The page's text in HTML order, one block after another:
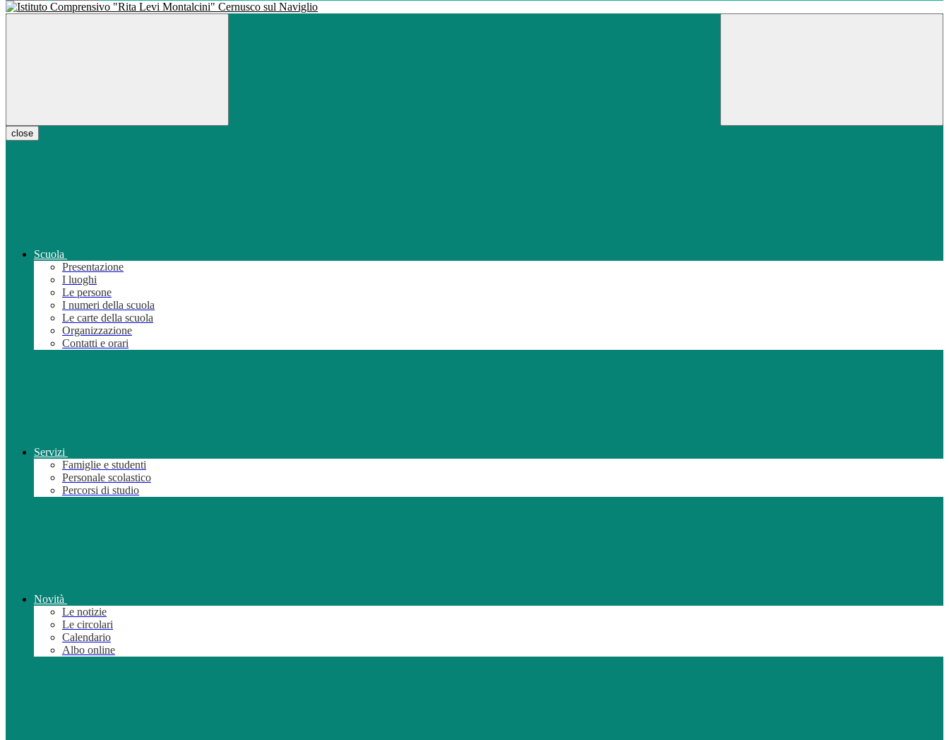
close
Scuola
Presentazione
I luoghi
Le persone
I numeri della scuola
Le carte della scuola
Organizzazione
Contatti e orari
Servizi
Famiglie e studenti
Personale scolastico
Percorsi di studio
Novità
Le notizie
Le circolari
Calendario
Albo online